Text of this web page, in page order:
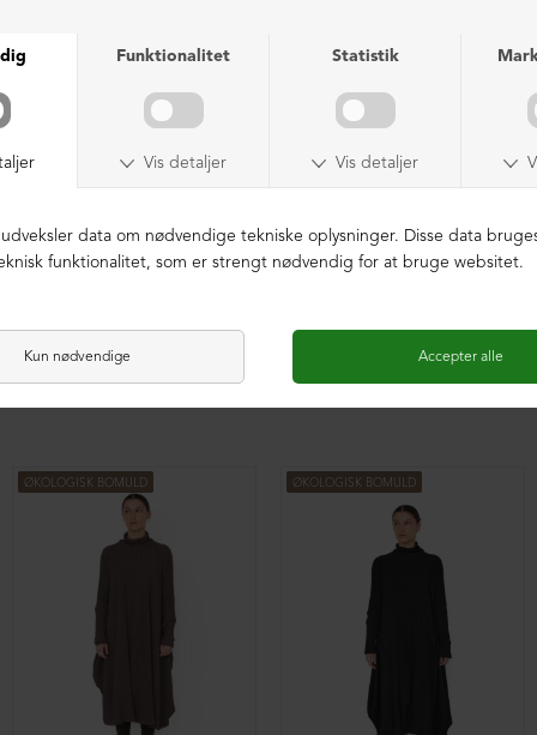
Lang cardigan med plisse
DKK 2.099,00
Lang cardigan med plisse
DKK 2.099,00
ØKOLOGISK BOMULD ØKOLOGISK BOMULD